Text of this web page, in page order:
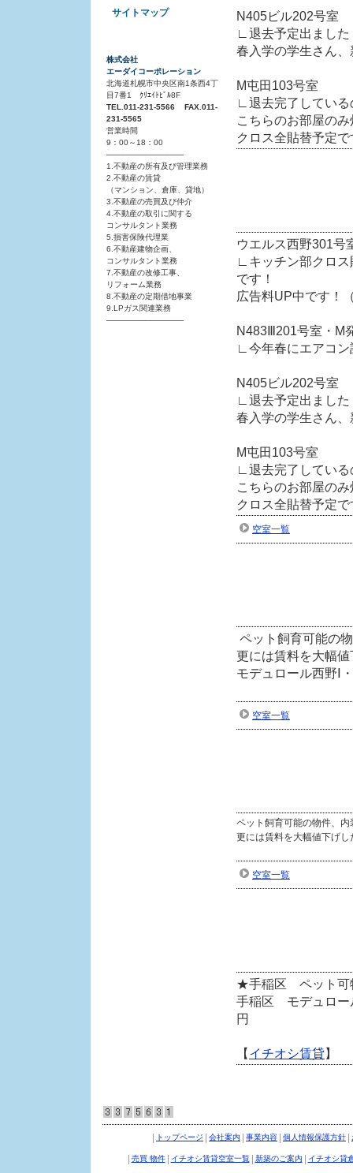
サイトマップ
株式会社
エーダイコーポレーション
北海道札幌市中央区南1条西4丁
目7番1 ｸﾘｴｲﾄﾋﾞﾙ8F
TEL.011-231-5566 FAX.011-
231-5565
営業時間
9：00～18：00
──────────────
1.不動産の所有及び管理業務
2.不動産の賃貸
（マンション、倉庫、貸地）
3.不動産の売買及び仲介
4.不動産の取引に関する
コンサルタント業務
5.損害保険代理業
6.不動産建物企画、
コンサルタント業務
7.不動産の改修工事、
リフォーム業務
8.不動産の定期借地事業
9.LPガス関連業務
──────────────
N405ビル202号室
∟退去予定出ました
春入学の学生さん
M屯田103号室
∟退去完了している
こちらのお部屋の
クロス全貼替予定で
ウエルス西野301号
∟キッチン部クロス
です！
広告料UP中です！
N483Ⅲ201号室・M
∟今年春にエアコン
N405ビル202号室
∟退去予定出ました
春入学の学生さん
M屯田103号室
∟退去完了している
こちらのお部屋の
クロス全貼替予定で
空室一覧
ペット飼育可能の
更には賃料を大幅
モデュロール西野Ⅰ
空室一覧
ペット飼育可能の物件、
更には賃料を大幅値下げ
空室一覧
★手稲区 ペット可
手稲区 モデュロ
【イチオシ賃貸】
トップページ 会社案内 事業内容 個人情報保護方針
売買 物件 イチオシ賃貸空室一覧 新築のご案内 イチオシ貸